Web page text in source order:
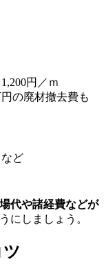
円／ｍ
の廃材撤去費も
ど
代や諸経費などが
にしましょう。